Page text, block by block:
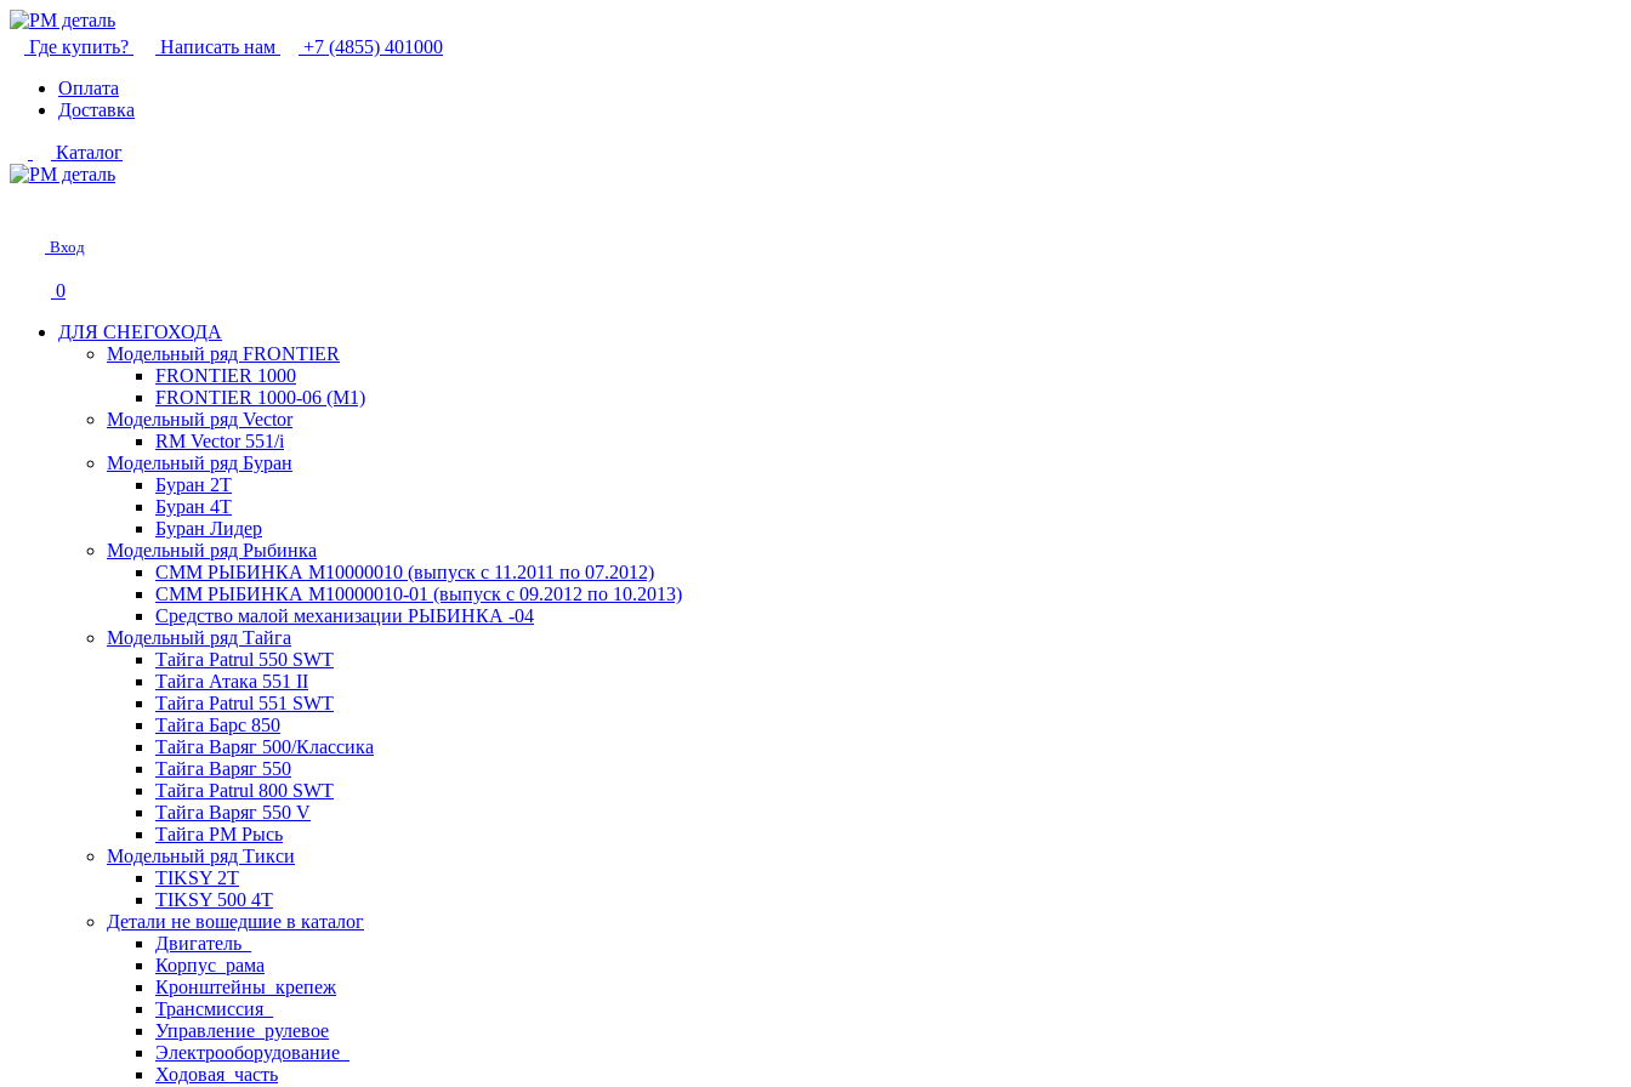
Где купить? Написать нам
+7 (4855) 401000
Оплата
Доставка
Каталог
Вход
0
ДЛЯ СНЕГОХОДА
Модельный ряд FRONTIER
FRONTIER 1000
FRONTIER 1000-06 (М1)
Модельный ряд Vector
RM Vector 551/i
Модельный ряд Буран
Буран 2Т
Буран 4Т
Буран Лидер
Модельный ряд Рыбинка
СММ РЫБИНКА M10000010 (выпуск с 11.2011 по 07.2012)
СММ РЫБИНКА M10000010-01 (выпуск с 09.2012 по 10.2013)
Средство малой механизации РЫБИНКА -04
Модельный ряд Тайга
Тайга Patrul 550 SWT
Тайга Атака 551 II
Тайга Patrul 551 SWT
Тайга Барс 850
Тайга Варяг 500/Классика
Тайга Варяг 550
Тайга Patrul 800 SWT
Тайга Варяг 550 V
Тайга РМ Рысь
Модельный ряд Тикси
TIKSY 2T
TIKSY 500 4T
Детали не вошедшие в каталог
Двигатель_
Корпус_рама
Кронштейны_крепеж
Трансмиссия_
Управление_рулевое
Электрооборудование_
Ходовая_часть